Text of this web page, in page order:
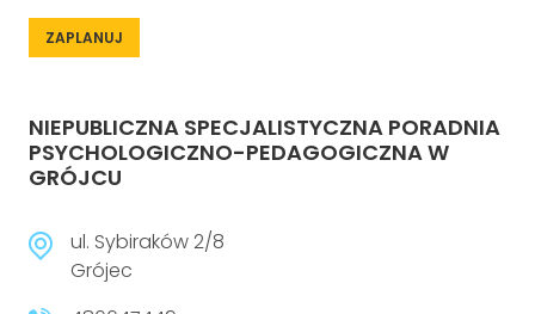
ZAPLANUJ
NIEPUBLICZNA SPECJALISTYCZNA PORADNIA
PSYCHOLOGICZNO-PEDAGOGICZNA W
GRÓJCU
ul. Sybiraków 2/8
Grójec